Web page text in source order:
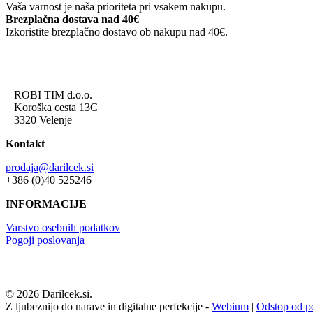
Vaša varnost je naša prioriteta pri vsakem nakupu.
Brezplačna dostava nad 40€
Izkoristite brezplačno dostavo ob nakupu nad 40€.
ROBI TIM d.o.o.
Koroška cesta 13C
3320 Velenje
Kontakt
prodaja@darilcek.si
+386 (0)40 525246
INFORMACIJE
Varstvo osebnih podatkov
Pogoji poslovanja
© 2026 Darilcek.si.
Z ljubeznijo do narave in digitalne perfekcije - Webium | Odstop od